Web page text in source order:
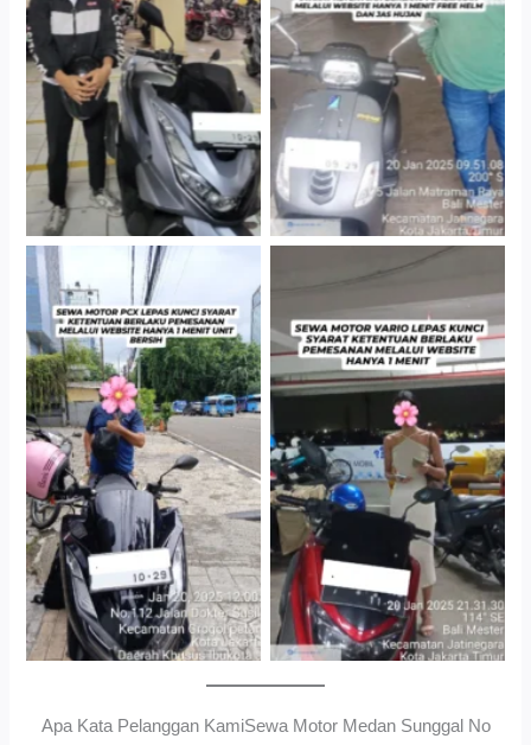
Hotel Kartika Chandra,
Jakarta Selatan
Cityplaza Jatinegara
Gedung Parkir P6A
Antar Jemput Kendaraan
Cityplaza Jatinegara
Gedung Parkir P6ASewa
Motor Medan Sunggal No
Ribet, Proses Kilat, Siap
Pakai.
Apa Kata Pelanggan KamiSewa Motor Medan Sunggal No